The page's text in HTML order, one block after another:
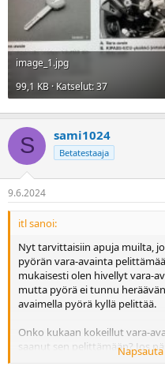
image_1.jpg
99,1 KB · Katselut: 37
S sami1024
Betatestaaja
9.6.2024
itl sanoi:
Nyt tarvittaisiin apuja muilta,
pyörän vara-avainta
mukaisesti olen hivellyt vara-
mutta pyörä ei tunnu
avaimella pyörä kyllä pelittää.
Onko kukaan kokeillut vara-
saanut sen pelittämään? Jos
mihin vara-avain pitää